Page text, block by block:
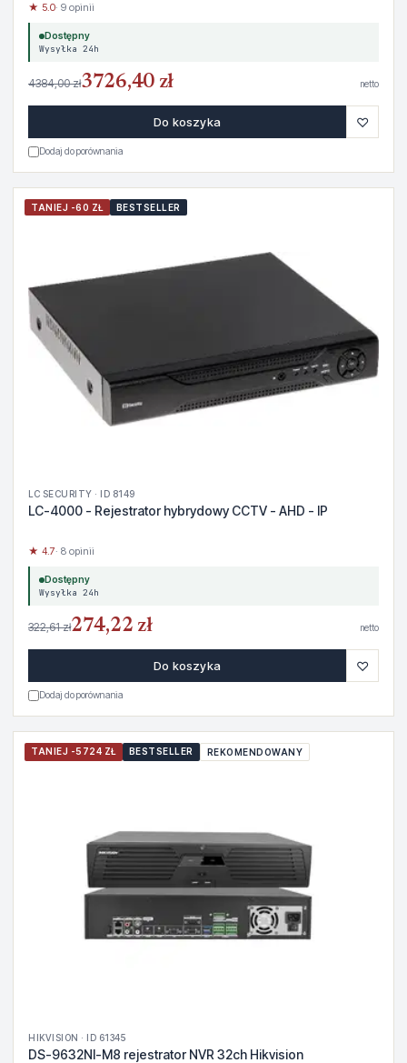
★ 5.0· 9 opinii
Dostępny
Wysyłka 24h
4384,00 zł3726,40 zł netto
Do koszyka ♡
Dodaj do porównania
TANIEJ -60 ZŁ BESTSELLER
LC SECURITY · ID 8149
LC-4000 - Rejestrator hybrydowy CCTV - AHD - IP
★ 4.7· 8 opinii
Dostępny
Wysyłka 24h
322,61 zł274,22 zł netto
Do koszyka ♡
Dodaj do porównania
TANIEJ -5724 ZŁ BESTSELLER REKOMENDOWANY
HIKVISION · ID 61345
DS-9632NI-M8 rejestrator NVR 32ch Hikvision